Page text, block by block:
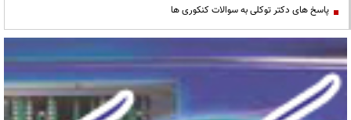
پاسخ های دکتر توکلی به سوالات کنکوری ها